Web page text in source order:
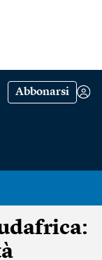
Abbonarsi